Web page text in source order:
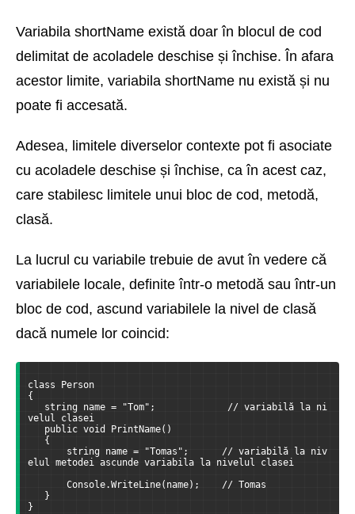
Variabila shortName există doar în blocul de cod
delimitat de acoladele deschise și închise. În afara
acestor limite, variabila shortName nu există și nu
poate fi accesată.
Adesea, limitele diverselor contexte pot fi asociate
cu acoladele deschise și închise, ca în acest caz,
care stabilesc limitele unui bloc de cod, metodă,
clasă.
La lucrul cu variabile trebuie de avut în vedere că
variabilele locale, definite într-o metodă sau într-un
bloc de cod, ascund variabilele la nivel de clasă
dacă numele lor coincid:
class Person
{
string name = "Tom";             // variabilă la ni
velul clasei
public void PrintName()
{
string name = "Tomas";      // variabilă la niv
elul metodei ascunde variabila la nivelul clasei
Console.WriteLine(name);    // Tomas
}
}